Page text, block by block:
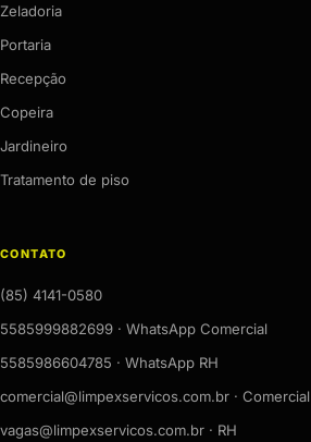
Zeladoria
Portaria
Recepção
Copeira
Jardineiro
Tratamento de piso
CONTATO
(85) 4141-0580
5585999882699 · WhatsApp Comercial
5585986604785 · WhatsApp RH
comercial@limpexservicos.com.br · Comercial
vagas@limpexservicos.com.br · RH